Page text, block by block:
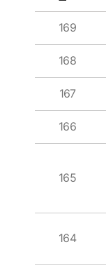
169
168
167
166
165
164